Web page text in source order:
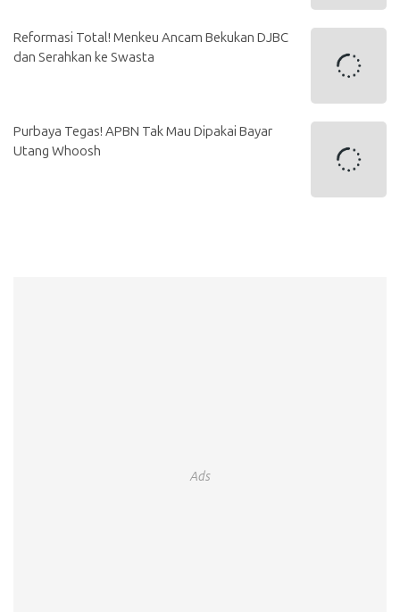
Reformasi Total! Menkeu Ancam Bekukan DJBC
dan Serahkan ke Swasta
Purbaya Tegas! APBN Tak Mau Dipakai Bayar
Utang Whoosh
Ads